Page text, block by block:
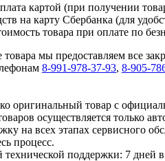
картой (при получении
на карту Сбербанка (для
товара при оплате по
товара мы предоставляем все
8-991-978-37-93, 8-905-
оригинальный товар с
осуществляется только
на всех этапах сервисного
процесс.
поддержки: 7 дней